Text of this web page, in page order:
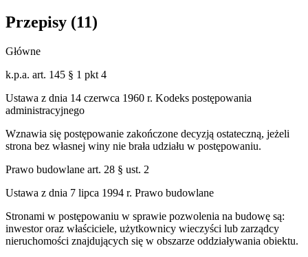
Przepisy (11)
Główne
k.p.a. art. 145 § 1 pkt 4
Ustawa z dnia 14 czerwca 1960 r. Kodeks postępowania
administracyjnego
Wznawia się postępowanie zakończone decyzją ostateczną, jeżeli
strona bez własnej winy nie brała udziału w postępowaniu.
Prawo budowlane art. 28 § ust. 2
Ustawa z dnia 7 lipca 1994 r. Prawo budowlane
Stronami w postępowaniu w sprawie pozwolenia na budowę są:
inwestor oraz właściciele, użytkownicy wieczyści lub zarządcy
nieruchomości znajdujących się w obszarze oddziaływania obiektu.